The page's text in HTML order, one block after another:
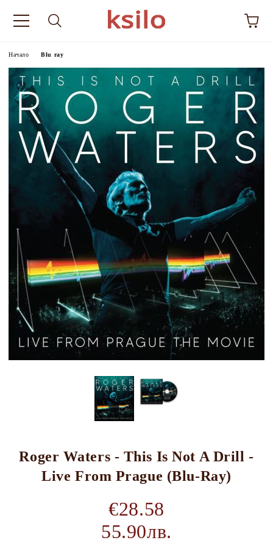
Начало Blu ray
Roger Waters - This Is Not A Drill -
Live From Prague (Blu-Ray)
€28.58
55.90лв.